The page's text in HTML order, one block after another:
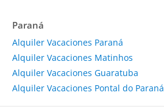
Paraná
Alquiler Vacaciones Paraná
Alquiler Vacaciones Matinhos
Alquiler Vacaciones Guaratuba
Alquiler Vacaciones Pontal do Paraná